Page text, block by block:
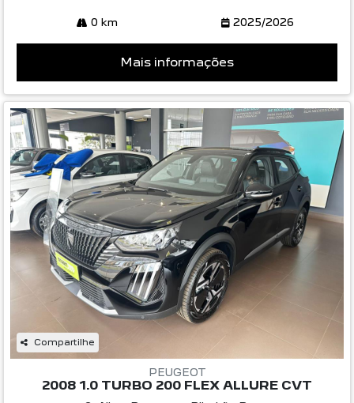
0 km 2025/2026
Mais informações
Compartilhe
PEUGEOT
2008 1.0 TURBO 200 FLEX ALLURE CVT